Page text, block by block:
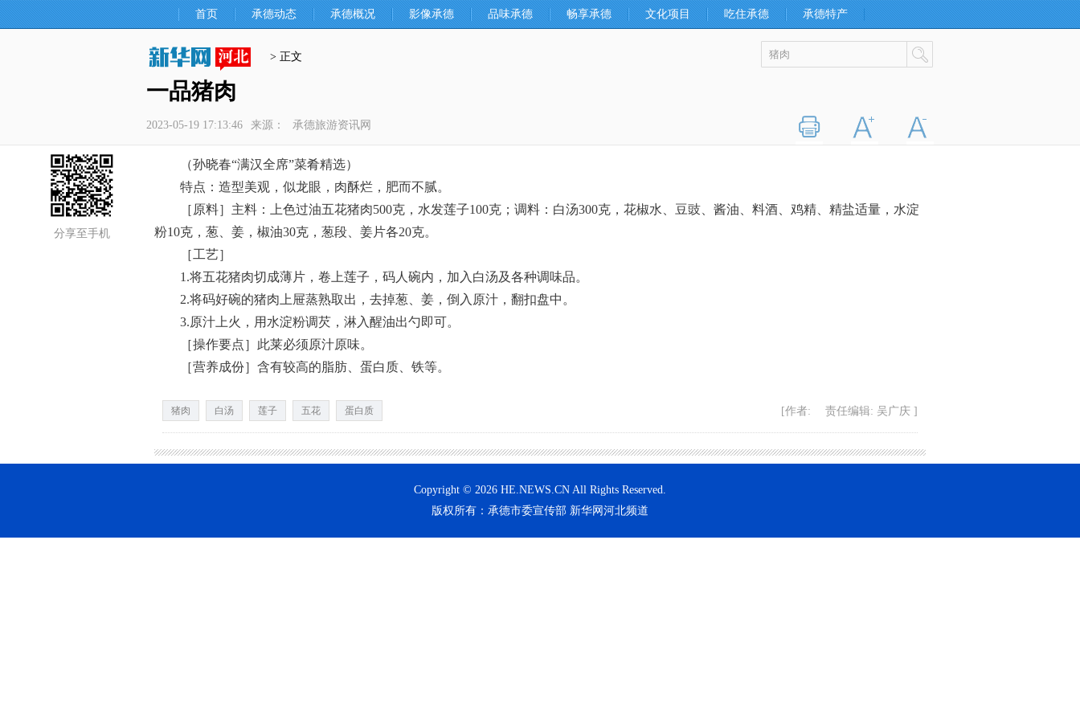
首页 承德动态 承德概况 影像承德 品味承德 畅享承德 文化项目 吃住承德 承德特产
> 正文
一品猪肉
2023-05-19 17:13:46 来源： 承德旅游资讯网
分享至手机
（孙晓春“满汉全席”菜肴精选）
特点：造型美观，似龙眼，肉酥烂，肥而不腻。
［原料］主料：上色过油五花猪肉500克，水发莲子100克；调料：白汤300克，花椒水、豆豉、酱油、料酒、鸡精、精盐适量，水淀
粉10克，葱、姜，椒油30克，葱段、姜片各20克。
［工艺］
1.将五花猪肉切成薄片，卷上莲子，码人碗内，加入白汤及各种调味品。
2.将码好碗的猪肉上屉蒸熟取出，去掉葱、姜，倒入原汁，翻扣盘中。
3.原汁上火，用水淀粉调芡，淋入醒油出勺即可。
［操作要点］此莱必须原汁原味。
［营养成份］含有较高的脂肪、蛋白质、铁等。
猪肉 白汤 莲子 五花 蛋白质 [作者: 责任编辑: 吴广庆 ]
Copyright © 2026 HE.NEWS.CN All Rights Reserved.
版权所有：承德市委宣传部 新华网河北频道